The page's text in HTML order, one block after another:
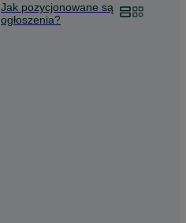
Jak pozycjonowane są
ogłoszenia?